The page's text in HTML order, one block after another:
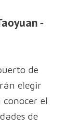
-
de
elegir
el
de